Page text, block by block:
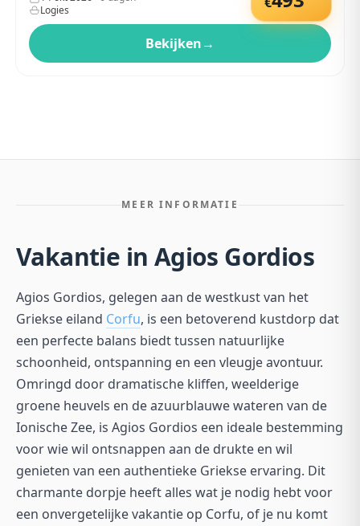
Logies
Bekijken→
MEER INFORMATIE
Vakantie in Agios Gordios
Agios Gordios, gelegen aan de westkust van het
Griekse eiland Corfu, is een betoverend kustdorp dat
een perfecte balans biedt tussen natuurlijke
schoonheid, ontspanning en een vleugje avontuur.
Omringd door dramatische kliffen, weelderige
groene heuvels en de azuurblauwe wateren van de
Ionische Zee, is Agios Gordios een ideale bestemming
voor wie wil ontsnappen aan de drukte en wil
genieten van een authentieke Griekse ervaring. Dit
charmante dorpje heeft alles wat je nodig hebt voor
een onvergetelijke vakantie op Corfu, of je nu komt